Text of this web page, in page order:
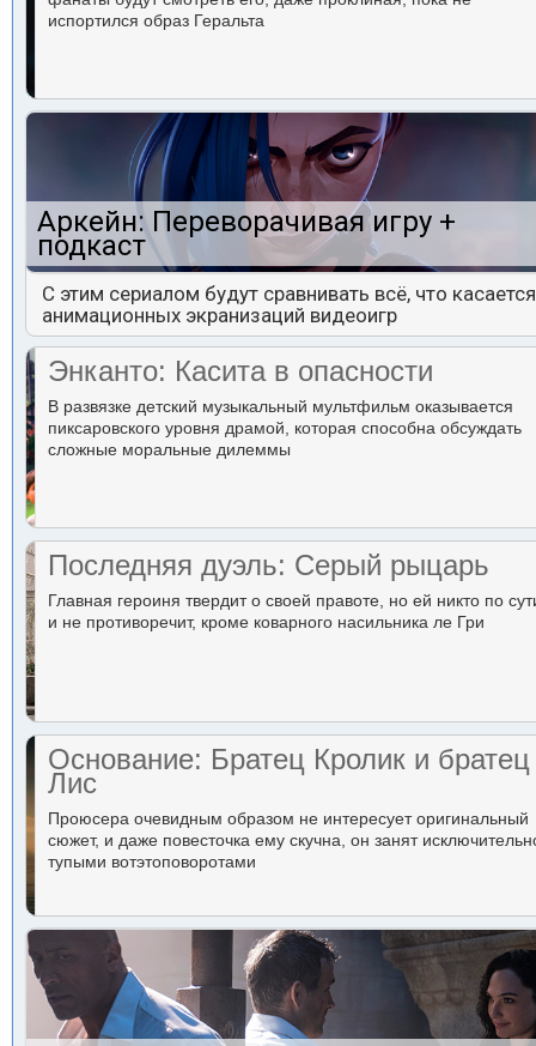
испортился образ Геральта
Аркейн: Переворачивая игру +
подкаст
С этим сериалом будут сравнивать всё, что касается
анимационных экранизаций видеоигр
Энканто: Касита в опасности
В развязке детский музыкальный мультфильм оказывается
пиксаровского уровня драмой, которая способна обсуждать
сложные моральные дилеммы
Последняя дуэль: Серый рыцарь
Главная героиня твердит о своей правоте, но ей никто по
и не противоречит, кроме коварного насильника ле Гри
Основание: Братец Кролик и братец
Лис
Проюсера очевидным образом не интересует оригинальный
сюжет, и даже повесточка ему скучна, он занят
тупыми вотэтоповоротами